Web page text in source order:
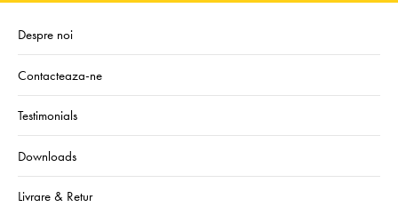
Despre noi
Contacteaza-ne
Testimonials
Downloads
Livrare & Retur